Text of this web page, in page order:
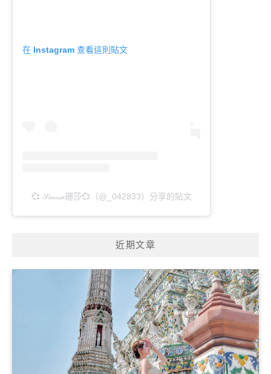
在 Instagram 查看這則貼文
💞 𝒮𝒶𝓃𝓈𝒶珊莎💞（@_042833）分享的貼文
近期文章